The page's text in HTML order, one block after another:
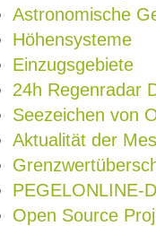
Astronomische
Höhensysteme
Einzugsgebiete
24h Regenradar
Seezeichen von
Aktualität der
PEGELONLINE-
Open Source